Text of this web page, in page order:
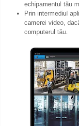
echipamentul tău
Prin intermediul
camerei video,
computerul tău.